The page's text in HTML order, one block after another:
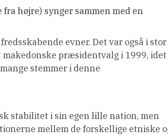
højre) synger sammen med en
evner. Det var også i stor
makedonske præsidentvalg i 1999, idet
stemmer i denne
stabilitet i sin egen lille nation, men
mellem de forskellige etniske